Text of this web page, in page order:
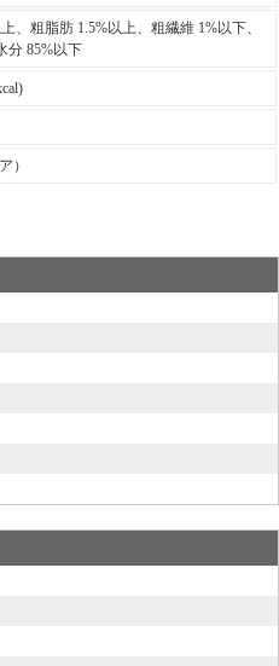
、粗脂肪 1.5%以上、粗繊維 1%以下、
分 85%以下
）